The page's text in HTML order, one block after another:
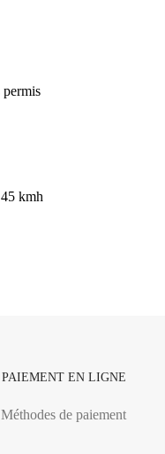
PAIEMENT EN LIGNE
Méthodes de paiement